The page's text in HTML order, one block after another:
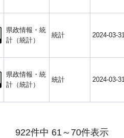
県政情報・統
計（統計）
統計 2024-03-31
県政情報・統
計（統計）
統計 2024-03-31
922件中 61～70件表示